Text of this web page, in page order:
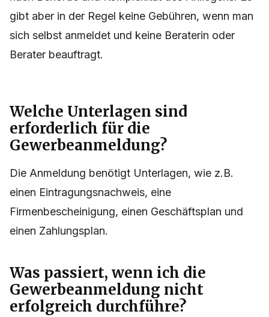
gibt aber in der Regel keine Gebühren, wenn man
sich selbst anmeldet und keine Beraterin oder
Berater beauftragt.
Welche Unterlagen sind
erforderlich für die
Gewerbeanmeldung?
Die Anmeldung benötigt Unterlagen, wie z.B.
einen Eintragungsnachweis, eine
Firmenbescheinigung, einen Geschäftsplan und
einen Zahlungsplan.
Was passiert, wenn ich die
Gewerbeanmeldung nicht
erfolgreich durchführe?